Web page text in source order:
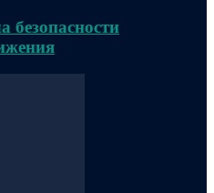
безопасности